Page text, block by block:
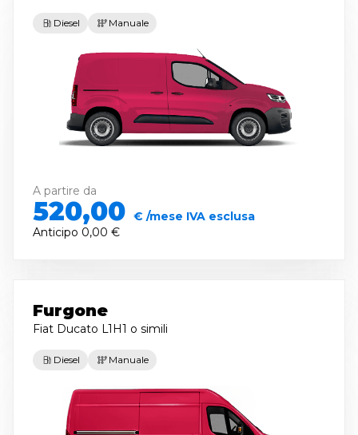
Diesel Manuale
A partire da
520,00 € /mese IVA esclusa
Anticipo 0,00 €
Furgone
Fiat Ducato L1H1 o simili
Diesel Manuale